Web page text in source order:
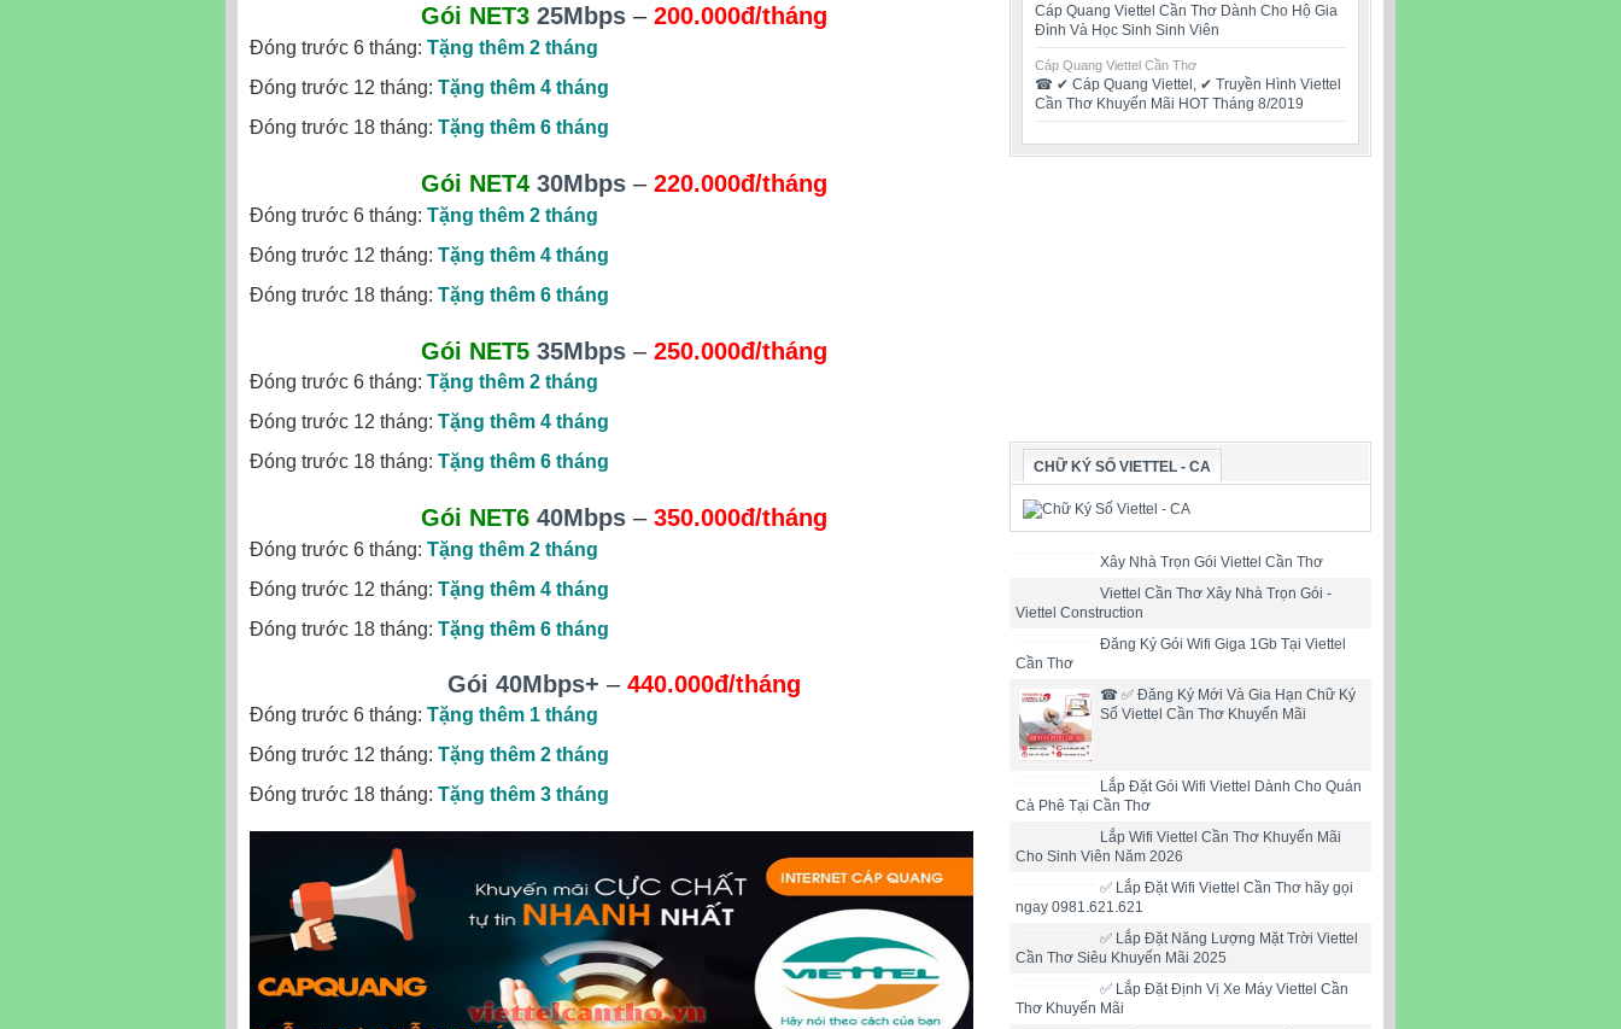
Gói NET325Mbps– 200.000đ/tháng
Đóng trước 6 tháng: Tặng thêm 2 tháng
Đóng trước 12 tháng: Tặng thêm 4 tháng
Đóng trước 18 tháng: Tặng thêm 6 tháng
Gói NET430Mbps– 220.000đ/tháng
Đóng trước 6 tháng: Tặng thêm 2 tháng
Đóng trước 12 tháng: Tặng thêm 4 tháng
Đóng trước 18 tháng: Tặng thêm 6 tháng
Gói NET535Mbps– 250.000đ/tháng
Đóng trước 6 tháng: Tặng thêm 2 tháng
Đóng trước 12 tháng: Tặng thêm 4 tháng
Đóng trước 18 tháng: Tặng thêm 6 tháng
Gói NET640Mbps– 350.000đ/tháng
Đóng trước 6 tháng: Tặng thêm 2 tháng
Đóng trước 12 tháng: Tặng thêm 4 tháng
Đóng trước 18 tháng: Tặng thêm 6 tháng
Gói 40Mbps+ – 440.000đ/tháng
Đóng trước 6 tháng: Tặng thêm 1 tháng
Đóng trước 12 tháng: Tặng thêm 2 tháng
Đóng trước 18 tháng: Tặng thêm 3 tháng
Cáp Quang Viettel Cần Thơ Dành Cho Hộ Gia
Đình Và Học Sinh Sinh Viên
Cáp Quang Viettel Cần Thơ
☎ ✔‎ Cáp Quang Viettel, ✔‎ Truyền Hình Viettel
Cần Thơ Khuyến Mãi HOT Tháng 8/2019
CHỮ KÝ SỐ VIETTEL - CA
Xây Nhà Trọn Gói Viettel Cần Thơ
Viettel Cần Thơ Xây Nhà Trọn Gói -
Viettel Construction
Đăng Ký Gói Wifi Giga 1Gb Tại Viettel
Cần Thơ
☎ ✅‎ Đăng Ký Mới Và Gia Hạn Chữ Ký
Số Viettel Cần Thơ Khuyến Mãi
Lắp Đặt Gói Wifi Viettel Dành Cho Quán
Cà Phê Tại Cần Thơ
Lắp Wifi Viettel Cần Thơ Khuyến Mãi
Cho Sinh Viên Năm 2026
✅ Lắp Đặt Wifi Viettel Cần Thơ hãy gọi
ngay 0981.621.621
✅ Lắp Đặt Năng Lượng Mặt Trời Viettel
Cần Thơ Siêu Khuyến Mãi 2025
✅ Lắp Đặt Định Vị Xe Máy Viettel Cần
Thơ Khuyến Mãi